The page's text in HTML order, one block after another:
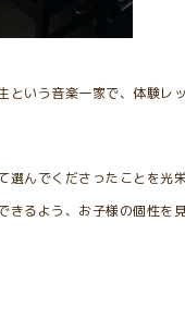
という音楽一家で、体験レ
選んでくださったことを光
きるよう、お子様の個性を